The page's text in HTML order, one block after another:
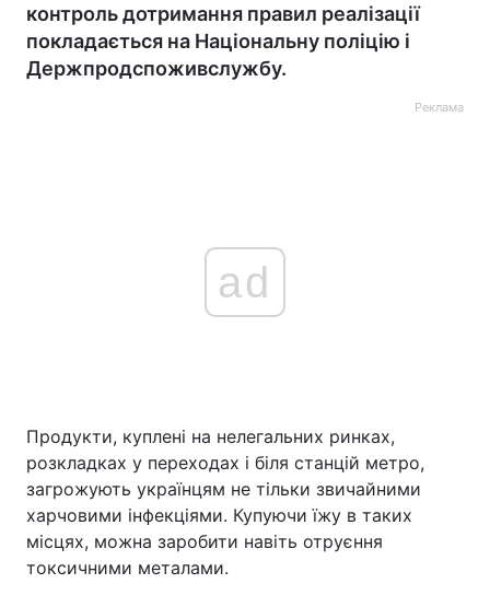
Головна Війна
Україна Політика
Економіка Світ
Спорт
контроль дотримання правил реалізації
покладається на Національну поліцію і
Держпродспоживслужбу.
Реклама
ad
Продукти, куплені на нелегальних ринках,
розкладках у переходах і біля станцій метро, ​​
загрожують українцям не тільки звичайними
харчовими інфекціями. Купуючи їжу в таких
місцях, можна заробити навіть отруєння
токсичними металами.